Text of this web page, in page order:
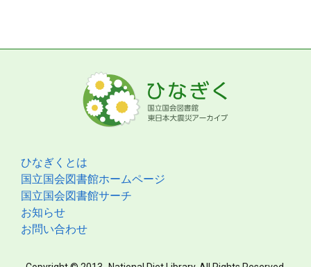
ひなぎくとは
国立国会図書館ホームページ
国立国会図書館サーチ
お知らせ
お問い合わせ